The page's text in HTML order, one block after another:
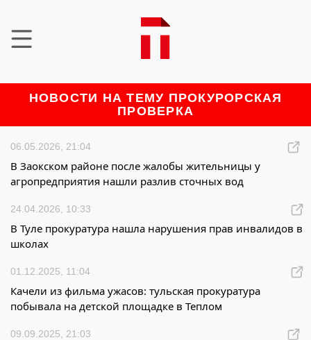
НОВОСТИ НА ТЕМУ ПРОКУРОРСКАЯ
ПРОВЕРКА
06.05.2026, 21:04
В Заокском районе после жалобы жительницы у
агропредприятия нашли разлив сточных вод
24.04.2026, 10:33
В Туле прокуратура нашла нарушения прав инвалидов в
школах
01.12.2025, 11:04
Качели из фильма ужасов: тульская прокуратура
побывала на детской площадке в Теплом
09.09.2025, 21:03